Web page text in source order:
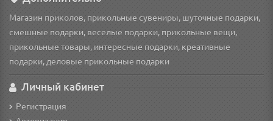
Магазин приколов, прикольные сувениры, шуточные подарки,
смешные подарки, веселые подарки, прикольные вещи,
прикольные товары, интересные подарки, креативные
подарки, деловые прикольные подарки
Личный кабинет
Регистрация